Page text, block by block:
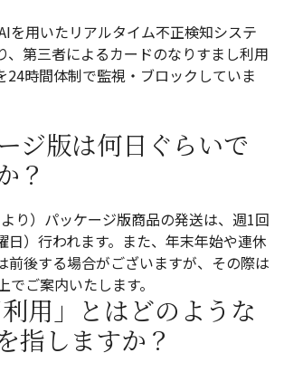
を用いたリアルタイム不正検知システ
、第三者によるカードのなりすまし利用
24時間体制で監視・ブロックしていま
ジ版は何日ぐらいで
？
り）パッケージ版商品の発送は、週1回
日）行われます。また、年末年始や連休
前後する場合がございますが、その際は
でご案内いたします。
用」とはどのような
指しますか？